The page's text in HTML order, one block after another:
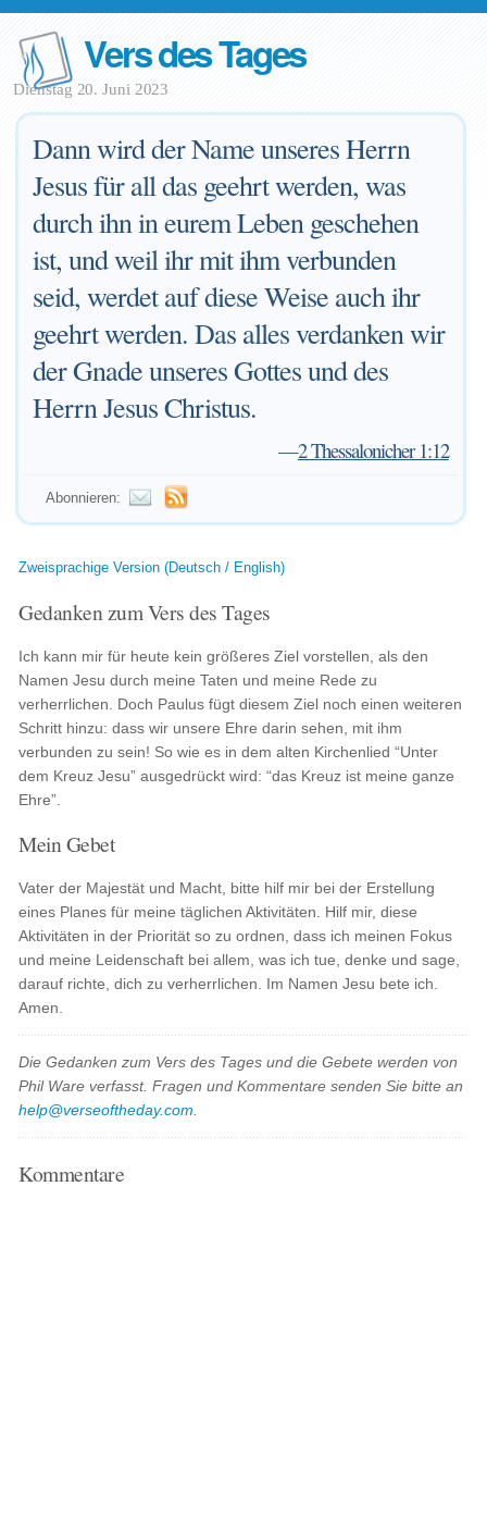
Vers des Tages
Dienstag 20. Juni 2023
Dann wird der Name unseres Herrn
Jesus für all das geehrt werden, was
durch ihn in eurem Leben geschehen
ist, und weil ihr mit ihm verbunden
seid, werdet auf diese Weise auch ihr
geehrt werden. Das alles verdanken wir
der Gnade unseres Gottes und des
Herrn Jesus Christus.
—2 Thessalonicher 1:12
Abonnieren:
Zweisprachige Version (Deutsch / English)
Gedanken zum Vers des Tages
Ich kann mir für heute kein größeres Ziel vorstellen, als den
Namen Jesu durch meine Taten und meine Rede zu
verherrlichen. Doch Paulus fügt diesem Ziel noch einen weiteren
Schritt hinzu: dass wir unsere Ehre darin sehen, mit ihm
verbunden zu sein! So wie es in dem alten Kirchenlied “Unter
dem Kreuz Jesu” ausgedrückt wird: “das Kreuz ist meine ganze
Ehre”.
Mein Gebet
Vater der Majestät und Macht, bitte hilf mir bei der Erstellung
eines Planes für meine täglichen Aktivitäten. Hilf mir, diese
Aktivitäten in der Priorität so zu ordnen, dass ich meinen Fokus
und meine Leidenschaft bei allem, was ich tue, denke und sage,
darauf richte, dich zu verherrlichen. Im Namen Jesu bete ich.
Amen.
Die Gedanken zum Vers des Tages und die Gebete werden von
Phil Ware verfasst. Fragen und Kommentare senden Sie bitte an
help@verseoftheday.com
Kommentare